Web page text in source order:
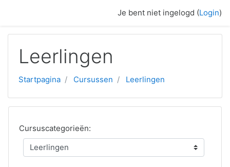
Je bent niet ingelogd (Login)
Leerlingen
Startpagina Cursussen Leerlingen
Cursuscategorieën: